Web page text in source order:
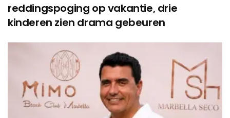
reddingspoging op vakantie, drie
kinderen zien drama gebeuren